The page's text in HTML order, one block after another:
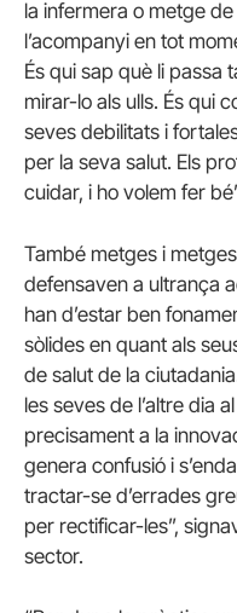
la infermera o metge
l’acompanyi en tot
És qui sap què li passa
mirar-lo als ulls. És qui
seves debilitats i
per la seva salut. Els
cuidar, i ho volem fer
També metges i
defensaven a ultrança
han d’estar ben
sòlides en quant als
de salut de la
les seves de l’altre dia
precisament a la
genera confusió i
tractar-se d’errades
per rectificar-les”,
sector.